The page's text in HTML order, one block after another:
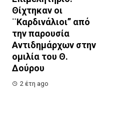
Θίχτηκαν οι
¨Καρδινάλιοι” από
την παρουσία
Αντιδημάρχων στην
ομιλία του Θ.
Δούρου
2 έτη ago